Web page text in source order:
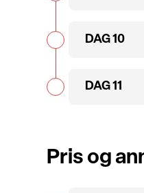
DAG 10
DAG 11
Pris og